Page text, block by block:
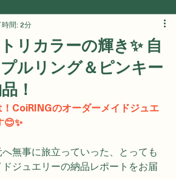
リカラーの輝き✨ 自
ルリング＆ピンキー
！
CoiRINGのオーダーメイドジュエ
無事に旅立っていった、とっても